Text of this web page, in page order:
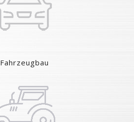
Fahrzeugbau